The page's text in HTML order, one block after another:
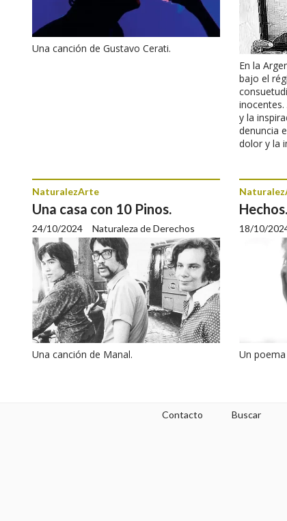
Una canción de Gustavo Cerati.
En la
bajo el
y la
denuncia
dolor y la
Una casa con 10 Pinos.
Naturaleza de Derechos
NaturalezArte
24/10/2024
Una canción de Manal.
Hechos.
18/10/
Un poema
Contacto Buscar